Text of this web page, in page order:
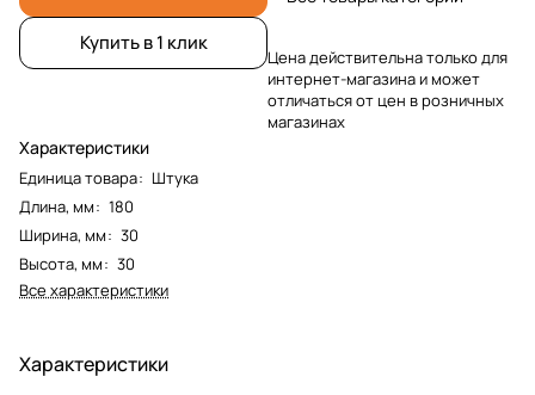
Купить в 1 клик
Характеристики
Единица товара: Штука
Длина, мм: 180
Ширина, мм: 30
Высота, мм: 30
Все характеристики
Цена действительна только для
интернет-магазина и может
отличаться от цен в розничных
магазинах
Характеристики